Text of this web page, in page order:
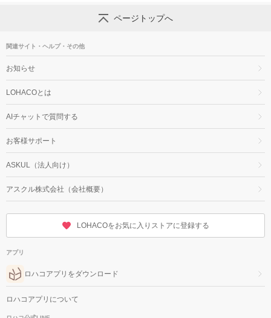
ページトップへ
関連サイト・ヘルプ・その他
お知らせ
LOHACOとは
AIチャットで質問する
お客様サポート
ASKUL（法人向け）
アスクル株式会社（会社概要）
LOHACOをお気に入りストアに登録する
アプリ
ロハコアプリをダウンロード
ロハコアプリについて